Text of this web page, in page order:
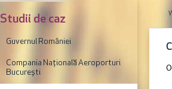
Studii de caz
Guvernul României
Compania Națională Aeroporturi
București